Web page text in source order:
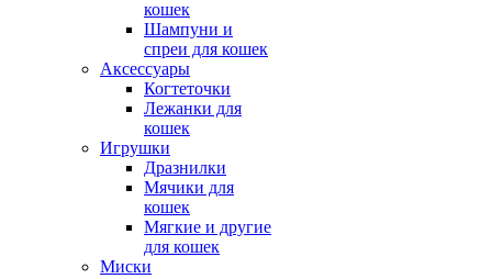
кошек
Шампуни и
спреи для кошек
Аксессуары
Когтеточки
Лежанки для
кошек
Игрушки
Дразнилки
Мячики для
кошек
Мягкие и другие
для кошек
Миски